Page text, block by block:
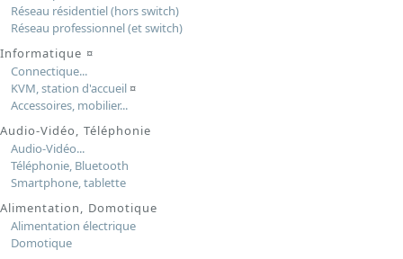
Réseau résidentiel (hors switch)
Réseau professionnel (et switch)
Informatique ¤
Connectique...
KVM, station d'accueil¤
Accessoires, mobilier...
Audio-Vidéo, Téléphonie
Audio-Vidéo...
Téléphonie, Bluetooth
Smartphone, tablette
Alimentation, Domotique
Alimentation électrique
Domotique